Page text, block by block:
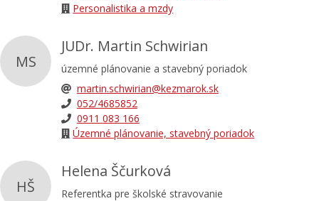
Personalistika a mzdy
MS
JUDr. Martin Schwirian
územné plánovanie a stavebný poriadok
martin.schwirian@kezmarok.sk
052/4685852
0911 083 166
Územné plánovanie, stavebný poriadok
HŠ
Helena Ščurková
Referentka pre školské stravovanie